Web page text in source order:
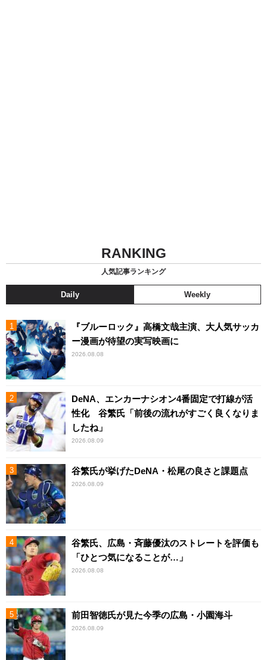
RANKING
人気記事ランキング
Daily Weekly
『ブルーロック』高橋文哉主演、大人気サッカ
ー漫画が待望の実写映画に
2026.08.08
DeNA、エンカーナシオン4番固定で打線が活
性化 谷繁氏「前後の流れがすごく良くなりま
したね」
2026.08.09
谷繁氏が挙げたDeNA・松尾の良さと課題点
2026.08.09
谷繁氏、広島・斉藤優汰のストレートを評価も
「ひとつ気になることが…」
2026.08.08
前田智徳氏が見た今季の広島・小園海斗
2026.08.09